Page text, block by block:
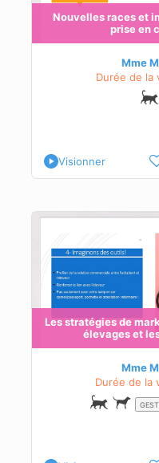
Nouvelles races et
prise en
Mme
Durée de la
Visionner
Les stratégies de
élevages et
Mme
Durée de la